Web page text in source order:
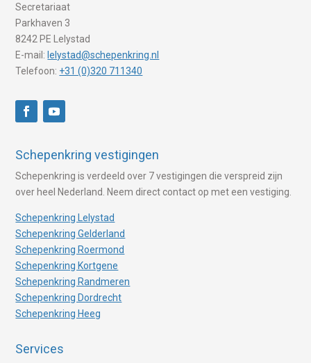
Secretariaat
Parkhaven 3
8242 PE Lelystad
E-mail: lelystad@schepenkring.nl
Telefoon: +31 (0)320 711340
Schepenkring vestigingen
Schepenkring is verdeeld over 7 vestigingen die verspreid zijn
over heel Nederland. Neem direct contact op met een vestiging.
Schepenkring Lelystad
Schepenkring Gelderland
Schepenkring Roermond
Schepenkring Kortgene
Schepenkring Randmeren
Schepenkring Dordrecht
Schepenkring Heeg
Services